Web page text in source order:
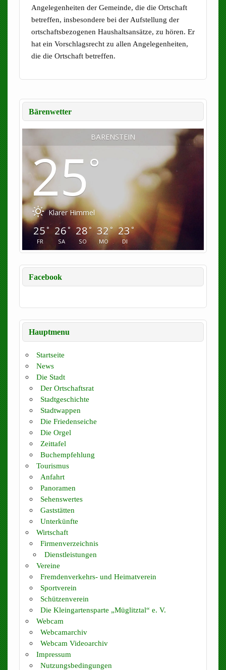
Angelegenheiten der Gemeinde, die die Ortschaft
betreffen, insbesondere bei der Aufstellung der
ortschaftsbezogenen Haushaltsansätze, zu hören. Er
hat ein Vorschlagsrecht zu allen Angelegenheiten,
die die Ortschaft betreffen.
Bärenwetter
BÄRENSTEIN
25°
Klarer Himmel
25 °
FR
26 °
SA
28°
SO
32°
MO
23°
DI
Facebook
Hauptmenu
Startseite
News
Die Stadt
Der Ortschaftsrat
Stadtgeschichte
Stadtwappen
Die Friedenseiche
Die Orgel
Zeittafel
Buchempfehlung
Tourismus
Anfahrt
Panoramen
Sehenswertes
Gaststätten
Unterkünfte
Wirtschaft
Firmenverzeichnis
Dienstleistungen
Vereine
Fremdenverkehrs- und Heimatverein
Sportverein
Schützenverein
Die Kleingartensparte „Müglitztal“ e. V.
Webcam
Webcamarchiv
Webcam Videoarchiv
Impressum
Nutzungsbedingungen